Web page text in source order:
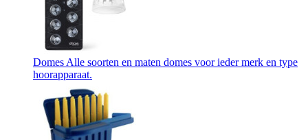
Domes Alle soorten en maten domes voor ieder merk en type
hoorapparaat.